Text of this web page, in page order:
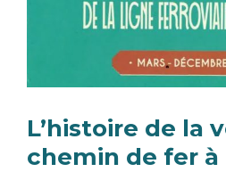
L’histoire de la
chemin de fer